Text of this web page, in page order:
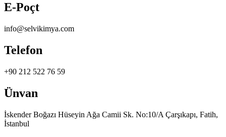
E-Poçt
info@selvikimya.com
Telefon
+90 212 522 76 59
Ünvan
İskender Boğazı Hüseyin Ağa Camii Sk. No:10/A Çarşıkapı, Fatih,
İstanbul